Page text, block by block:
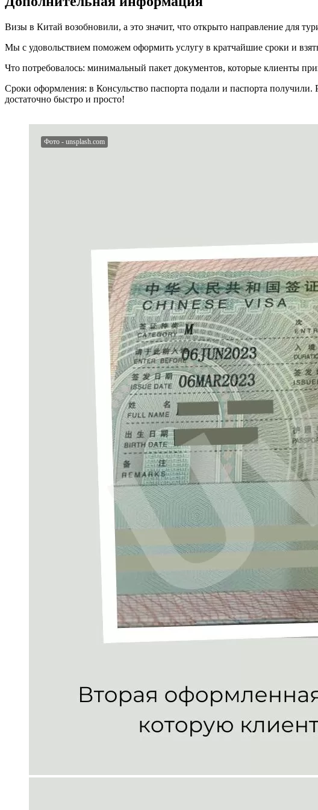
Визы в Китай возобновили, а это значит, что открыто направление для
Мы с удовольствием поможем оформить услугу в кратчайшие сроки и
Что потребовалось: минимальный пакет документов, которые клиенты
Сроки оформления: в Консульство паспорта подали и паспорта
достаточно быстро и просто!